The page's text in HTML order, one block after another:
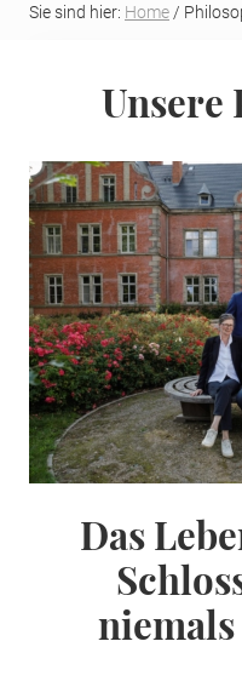
Sie sind hier: Home /
Unsere
Das